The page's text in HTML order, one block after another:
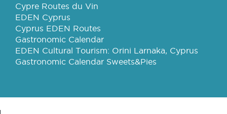
Cypre Routes du Vin
EDEN Cyprus
Cyprus EDEN Routes
Gastronomic Calendar
EDEN Cultural Tourism: Orini Larnaka, Cyprus
Gastronomic Calendar Sweets&Pies